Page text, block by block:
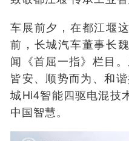
车展前夕，在都江堰
前，长城汽车董事长
闻《首屈一指》栏目
皆安、顺势而为、和
城Hi4智能四驱电混技
中国智慧。